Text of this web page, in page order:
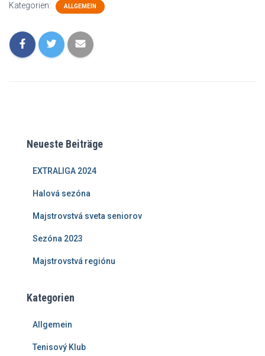
Kategorien: ALLGEMEIN
Neueste Beiträge
EXTRALIGA 2024
Halová sezóna
Majstrovstvá sveta seniorov
Sezóna 2023
Majstrovstvá regiónu
Kategorien
Allgemein
Tenisový Klub